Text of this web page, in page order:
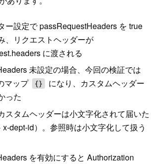
ー設定で passRequestHeaders を true
、リクエストヘッダーが
に渡される
未設定の場合、今回の検証では
マップ
{}
になり、カスタムヘッダー
った
スタムヘッダーは小文字化されて届いた
x-dept-id）。参照時は小文字化して扱う
を有効にすると Authorization